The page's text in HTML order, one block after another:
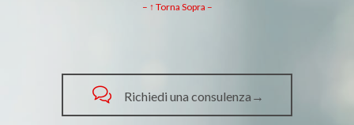
– ↑ Torna Sopra –
 Richiedi una consulenza→